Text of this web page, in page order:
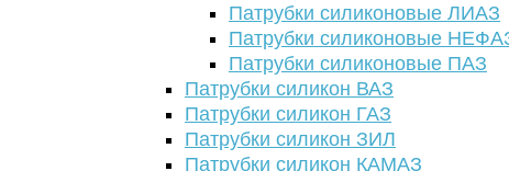
Патрубки силиконовые ЛИАЗ
Патрубки силиконовые
Патрубки силиконовые ПАЗ
Патрубки силикон ВАЗ
Патрубки силикон ГАЗ
Патрубки силикон ЗИЛ
Патрубки силикон КАМАЗ